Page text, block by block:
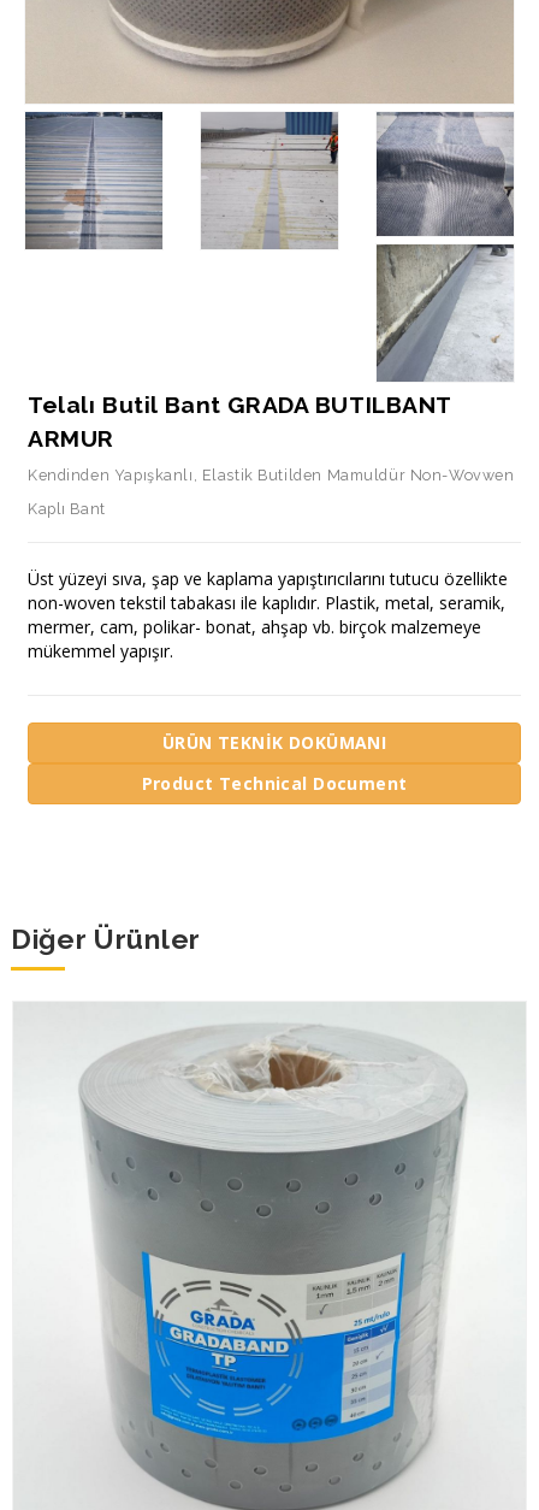
Telalı Butil Bant GRADA BUTILBANT
ARMUR
Kendinden Yapışkanlı, Elastik Butilden Mamuldür Non-Wovwen
Kaplı Bant
Üst yüzeyi sıva, şap ve kaplama yapıştırıcılarını tutucu özellikte
non-woven tekstil tabakası ile kaplıdır. Plastik, metal, seramik,
mermer, cam, polikar- bonat, ahşap vb. birçok malzemeye
mükemmel yapışır.
ÜRÜN TEKNİK DOKÜMANI
Product Technical Document
Diğer Ürünler